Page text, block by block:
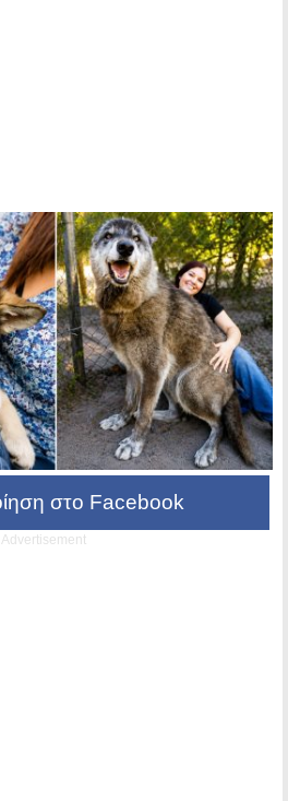
στο Facebook
Advertisement